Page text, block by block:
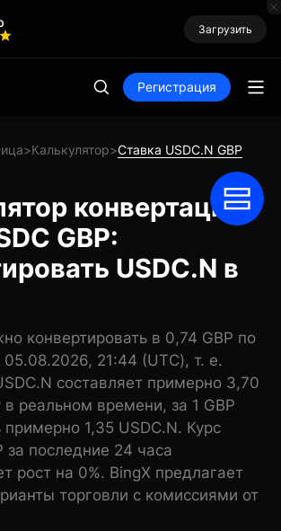
Загрузить
Регистрация
>Калькулятор>Ставка USDC.N GBP
конвертации
GBP:
USDC.N в
конвертировать в 0,74 GBP по
21:44 (UTC), т. е.
составляет примерно 3,70
в реальном времени, за 1 GBP
1,35 USDC.N. Курс
за последние 24 часа
рост на 0%. BingX предлагает
торговли с комиссиями от